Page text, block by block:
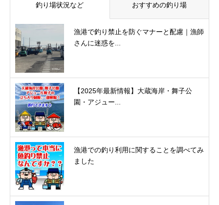
釣り場状況など おすすめの釣り場
漁港で釣り禁止を防ぐマナーと配慮｜漁師
さんに迷惑を...
【2025年最新情報】大蔵海岸・舞子公
園・アジュー...
漁港での釣り利用に関することを調べてみ
ました